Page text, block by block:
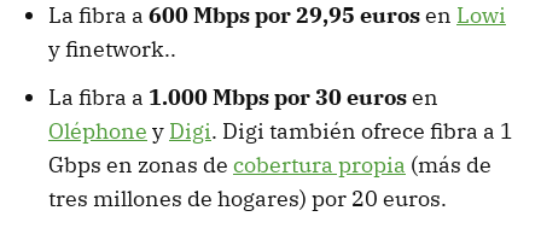
La fibra a 600 Mbps por 29,95 eurosen Lowi
y finetwork..
La fibra a 1.000 Mbps por 30 eurosen
Oléphone y Digi. Digi también ofrece fibra a 1
Gbps en zonas de cobertura propia (más de
tres millones de hogares) por 20 euros.